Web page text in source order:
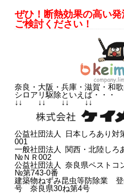
ぜひ！断熱効果の高い
ご検討ください！
奈良・大阪・兵庫・滋賀・和
シロアリ駆除といえば・・・
↓↓ ↓↓ ↓↓ ↓↓
公益社団法人 日本しろあり
001
一般社団法人 関西・北陸し
№ＮＲ002
公益社団法人 奈良県ペスト
№第743-0番
建築物ねずみ昆虫等防除業
号 奈良県30ね第4号